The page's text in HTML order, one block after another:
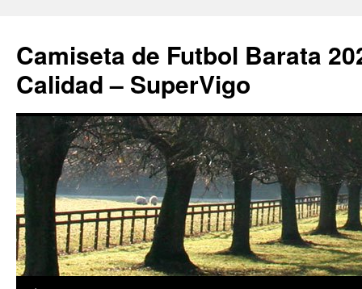
Camiseta de Futbol Barata
Calidad – SuperVigo